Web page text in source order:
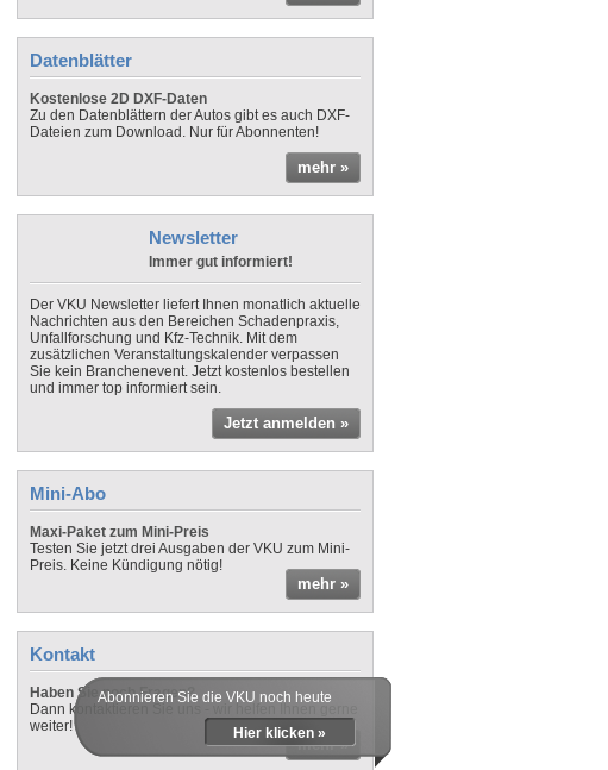
Datenblätter
Kostenlose 2D DXF-Daten
Zu den Datenblättern der Autos gibt es auch DXF-
Dateien zum Download. Nur für Abonnenten!
mehr »
Newsletter
Immer gut informiert!
Der VKU Newsletter liefert Ihnen monatlich aktuelle
Nachrichten aus den Bereichen Schadenpraxis,
Unfallforschung und Kfz-Technik. Mit dem
zusätzlichen Veranstaltungskalender verpassen
Sie kein Branchenevent. Jetzt kostenlos bestellen
und immer top informiert sein.
Jetzt anmelden »
Mini-Abo
Maxi-Paket zum Mini-Preis
Testen Sie jetzt drei Ausgaben der VKU zum Mini-
Preis. Keine Kündigung nötig!
mehr »
Kontakt
Haben Sie noch Fragen?
Dann kontaktieren Sie uns - wir helfen Ihnen gerne
weiter!
mehr »
Abonnieren Sie die VKU noch heute
Hier klicken »